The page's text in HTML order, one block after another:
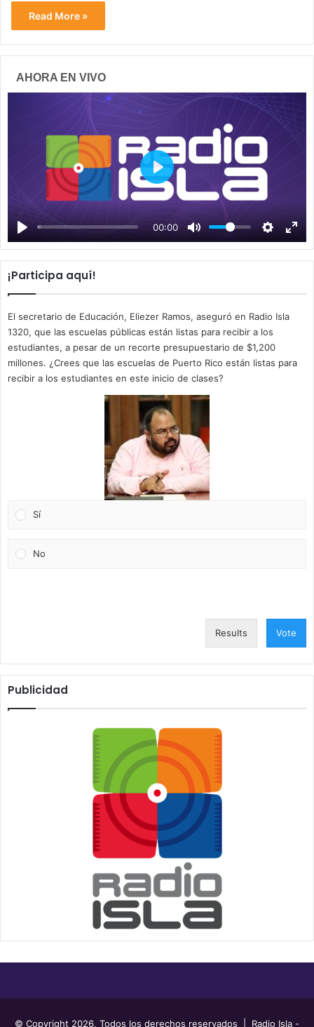
Read More »
AHORA EN VIVO
00:00
P
a
y
¡Participa aquí!
El secretario de Educación, Eliezer Ramos, aseguró en Radio Isla
1320, que las escuelas públicas están listas para recibir a los
estudiantes, a pesar de un recorte presupuestario de $1,200
millones. ¿Crees que las escuelas de Puerto Rico están listas para
recibir a los estudiantes en este inicio de clases?
Sí
No
Results Vote
Publicidad
© Copyright 2026, Todos los derechos reservados | Radio Isla -